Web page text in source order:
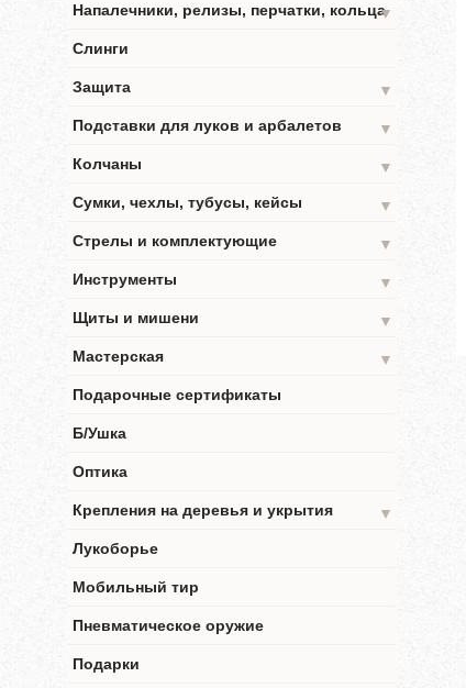
Напалечники, релизы, перчатки, кольца▼
Слинги
Защита
▼
Подставки для луков и арбалетов
▼
Колчаны
▼
Сумки, чехлы, тубусы, кейсы
▼
Стрелы и комплектующие
▼
Инструменты
▼
Щиты и мишени
▼
Мастерская
▼
Подарочные сертификаты
Б/Ушка
Оптика
Крепления на деревья и укрытия
▼
Лукоборье
Мобильный тир
Пневматическое оружие
Подарки